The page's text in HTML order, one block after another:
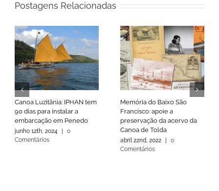
Postagens Relacionadas
Canoa Luzitânia: IPHAN tem
90 dias para instalar a
embarcação em Penedo
junho 12th, 2024
0
Comentários
Memória do Baixo São
Francisco: apoie a
preservação da acervo da
Canoa de Tolda
abril 22nd, 2022
0
Comentários